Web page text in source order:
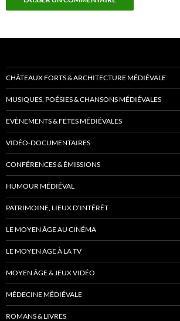
CHÂTEAUX FORTS & ARCHITECTURE MÉDIÉVALE
MUSIQUES, POÉSIES & CHANSONS MÉDIÉVALES
EVÈNEMENTS & FÊTES MÉDIÉVALES
VIDÉO-DOCUMENTAIRES
CONFÉRENCES & ÉMISSIONS
HUMOUR MÉDIÉVAL
PATRIMOINE, LIEUX D’INTÉRÊT
LE MOYEN ÂGE AU CINÉMA
LE MOYEN ÂGE À LA TV
MOYEN ÂGE & JEUX VIDÉO
MÉDECINE MÉDIÉVALE
ROMANS & LIVRES